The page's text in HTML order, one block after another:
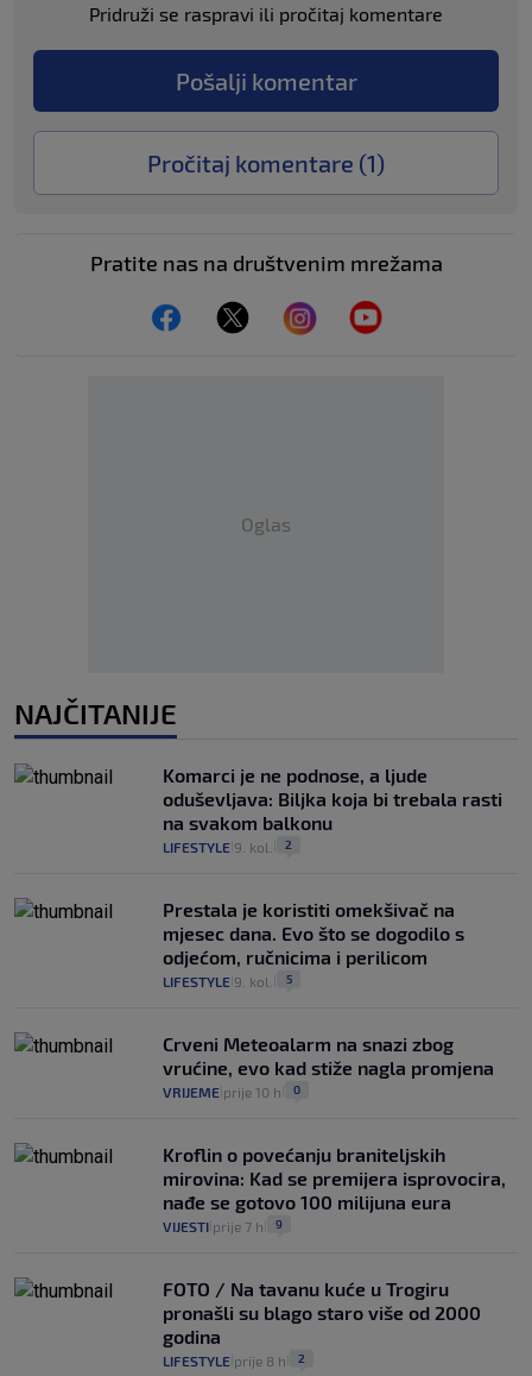
Pridruži se raspravi ili pročitaj komentare
Pošalji komentar
Pročitaj komentare (1)
Pratite nas na društvenim mrežama
Oglas
NAJČITANIJE
Komarci je ne podnose, a ljude
oduševljava: Biljka koja bi trebala rasti
na svakom balkonu
LIFESTYLE 9. kol. 2
Prestala je koristiti omekšivač na
mjesec dana. Evo što se dogodilo s
odjećom, ručnicima i perilicom
LIFESTYLE 9. kol. 5
Crveni Meteoalarm na snazi zbog
vrućine, evo kad stiže nagla promjena
VRIJEME prije 10 h 0
Kroflin o povećanju braniteljskih
mirovina: Kad se premijera isprovocira,
nađe se gotovo 100 milijuna eura
VIJESTI prije 7 h 9
FOTO / Na tavanu kuće u Trogiru
pronašli su blago staro više od 2000
godina
LIFESTYLE prije 8 h 2